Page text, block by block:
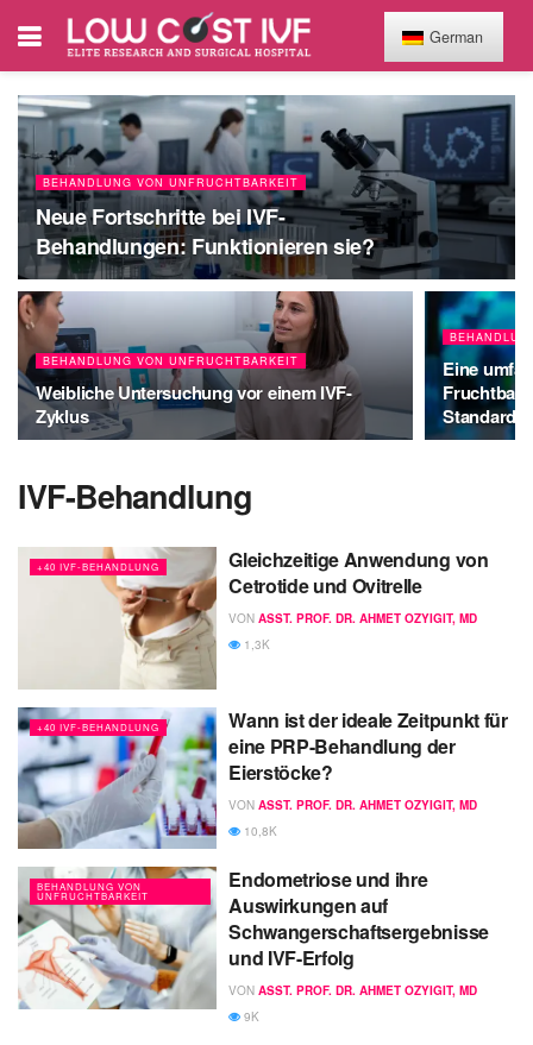
BEHANDLUNG VON UNFRUCHTBARKEIT
Neue Fortschritte bei IVF-
Behandlungen: Funktionieren sie?
BEHANDLUNG VON UNFRUCHTBARKEIT
Weibliche Untersuchung vor einem IVF-
Zyklus
Eine
IVF-Behandlung
+40 IVF-BEHANDLUNG
Gleichzeitige Anwendung von
Cetrotide und Ovitrelle
VON ASST. PROF. DR. AHMET OZYIGIT, MD
1,3K
+40 IVF-BEHANDLUNG
Wann ist der ideale Zeitpunkt für
eine PRP-Behandlung der
Eierstöcke?
VON ASST. PROF. DR. AHMET OZYIGIT, MD
10,8K
BEHANDLUNG VON
UNFRUCHTBARKEIT
Endometriose und ihre
Auswirkungen auf
Schwangerschaftsergebnisse
und IVF-Erfolg
VON ASST. PROF. DR. AHMET OZYIGIT, MD
9K
German